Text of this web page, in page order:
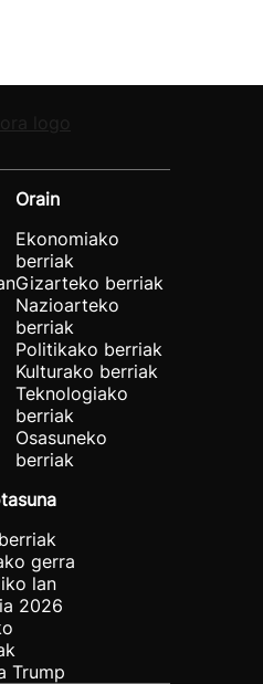
Orain
Ekonomiako
berriak
Gizarteko berriak
Nazioarteko
berriak
Politikako berriak
Kulturako berriak
Teknologiako
berriak
Osasuneko
berriak
gerra
lan
2026
Trump